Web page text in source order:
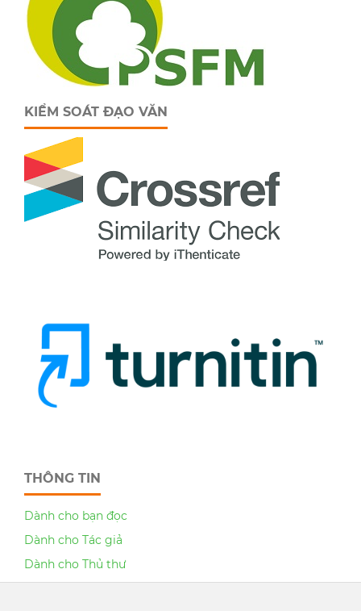
KIỂM SOÁT ĐẠO VĂN
THÔNG TIN
Dành cho bạn đọc
Dành cho Tác giả
Dành cho Thủ thư